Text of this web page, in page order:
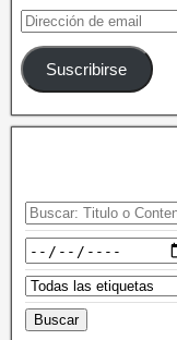
Suscribirse